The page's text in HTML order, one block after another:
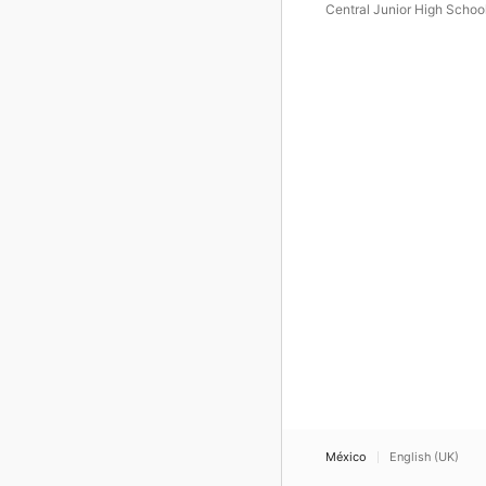
Symphonic Band (Live)
Central Junior High
México English (UK)